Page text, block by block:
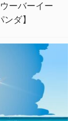
ーバーイー
ダ】